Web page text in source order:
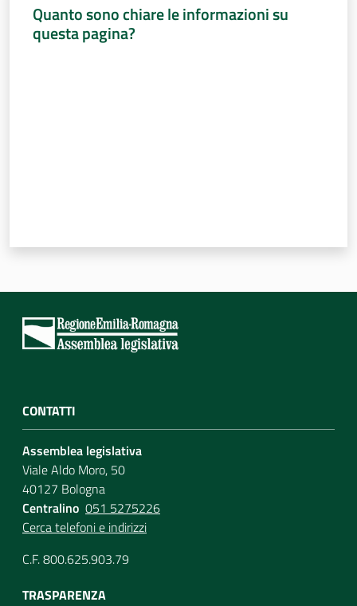
Per i cittadini
Quanto sono chiare le informazioni su
questa pagina?
CONTATTI
Assemblea legislativa
Viale Aldo Moro, 50
40127 Bologna
Centralino 051 5275226
Cerca telefoni e indirizzi
C.F. 800.625.903.79
TRASPARENZA